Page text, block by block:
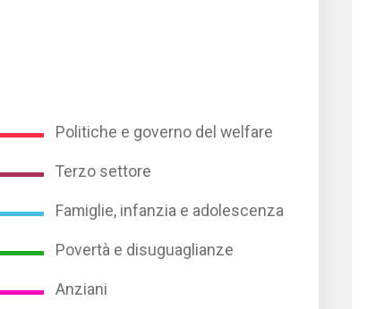
Politiche e governo del welfare
Terzo settore
Famiglie, infanzia e adolescenza
Povertà e disuguaglianze
Anziani